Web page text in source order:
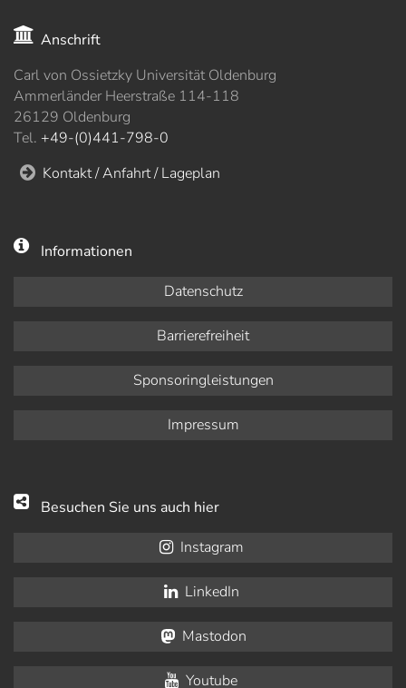
Anschrift
Carl von Ossietzky Universität Oldenburg
Ammerländer Heerstraße 114-118
26129 Oldenburg
Tel. +49-(0)441-798-0
Kontakt / Anfahrt / Lageplan
Informationen
Datenschutz
Barrierefreiheit
Sponsoringleistungen
Impressum
Besuchen Sie uns auch hier
Instagram
LinkedIn
Mastodon
Youtube